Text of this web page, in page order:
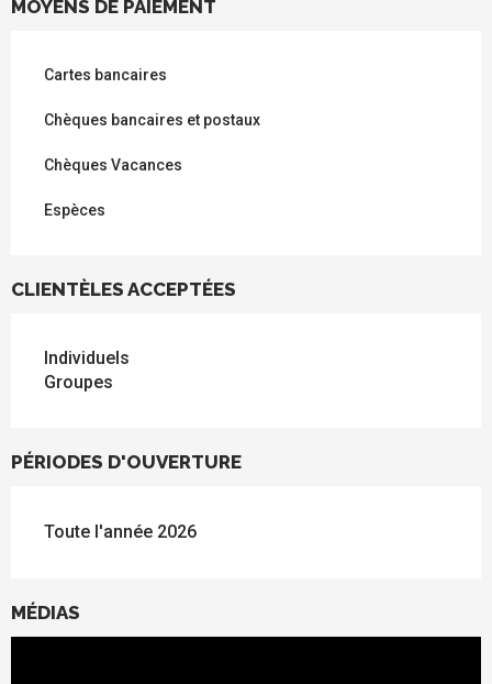
MOYENS DE PAIEMENT
Cartes bancaires
Chèques bancaires et postaux
Chèques Vacances
Espèces
CLIENTÈLES ACCEPTÉES
Individuels
Groupes
PÉRIODES D'OUVERTURE
Toute l'année 2026
MÉDIAS